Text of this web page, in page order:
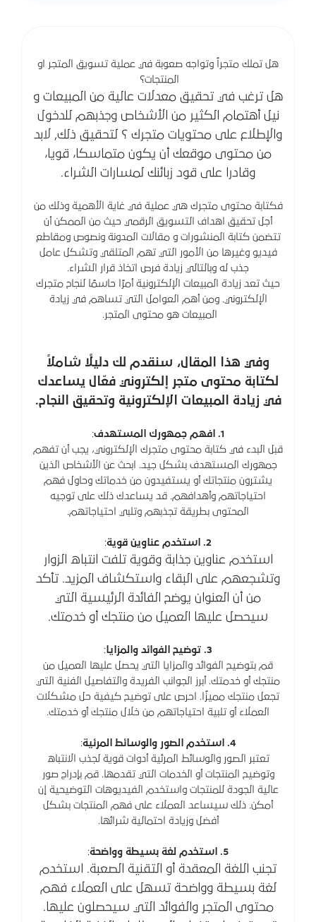
هل تملك متجراً وتواجه صعوبة في عملية تسويق المتجر او
المنتجات؟
هل ترغب في تحقيق معدلات عالية من المبيعات و
نيل أهتمام الكثير من الأشخاص وجذبهم للدخول
والإطلاع على محتويات متجرك ؟ لتحقيق ذلك, لابد
من محتوى موقعك أن يكون متماسكا، قويا،
وقادرا على قود زبائنك لمسارات الشراء.
فكتابة محتوى متجرك هي عملية في غاية الأهمية وذلك من
أجل تحقيق اهداف التسويق الرقمي حيث من الممكن أن
تتضمن كتابة المنشورات و مقالات المدونة ونصوص ومقاطع
فيديو وغيرها من الأمور التي تهم المتلقي وتشكل عامل
جذب له وبالتالي زيادة فرص اتخاذ قرار الشراء.
حيث تعد زيادة المبيعات الإلكترونية أمرًا حاسمًا لنجاح متجرك
الإلكتروني. ومن أهم العوامل التي تساهم في زيادة
المبيعات هو محتوى المتجر.
وفي هذا المقال، سنقدم لك دليلًا شاملاً
لكتابة محتوى متجر إلكتروني فعّال يساعدك
في زيادة المبيعات الإلكترونية وتحقيق النجاح.
1. افهم جمهورك المستهدف
:
قبل البدء في كتابة محتوى متجرك الإلكتروني، يجب أن تفهم
جمهورك المستهدف بشكل جيد. ابحث عن الأشخاص الذين
يشترون منتجاتك أو يستفيدون من خدماتك وحاول فهم
احتياجاتهم وأهدافهم. قد يساعدك ذلك على توجيه
المحتوى بطريقة تجذبهم وتلبي احتياجاتهم.
2. استخدم عناوين قوية :
استخدم عناوين جذابة وقوية تلفت انتباه الزوار
وتشجعهم على البقاء واستكشاف المزيد. تأكد
من أن العنوان يوضح الفائدة الرئيسية التي
سيحصل عليها العميل من منتجك أو خدمتك.
3. توضيح الفوائد والمزايا
:
قم بتوضيح الفوائد والمزايا التي يحصل عليها العميل من
منتجك أو خدمتك. أبرز الجوانب الفريدة والتفاصيل الفنية التي
تجعل منتجك مميزًا. احرص على توضيح كيفية حل مشكلات
العملاء أو تلبية احتياجاتهم من خلال منتجك أو خدمتك.
4. استخدم الصور والوسائط المرئية
:
تعتبر الصور والوسائط المرئية أدوات قوية لجذب الانتباه
وتوضيح المنتجات أو الخدمات التي تقدمها. قم بإدراج صور
عالية الجودة للمنتجات واستخدم الفيديوهات التوضيحية إن
أمكن. ذلك سيساعد العملاء على فهم المنتجات بشكل
أفضل وزيادة احتمالية شرائها.
5. استخدم لغة بسيطة وواضحة :
تجنب اللغة المعقدة أو التقنية الصعبة. استخدم
لغة بسيطة وواضحة تسهل على العملاء فهم
محتوى المتجر والفوائد التي سيحصلون عليها.